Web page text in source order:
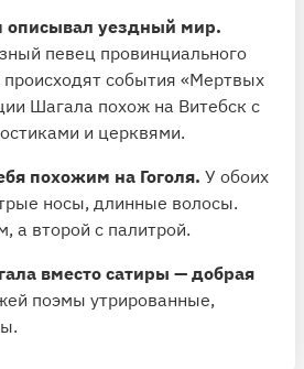
описывал уездный мир.
певец провинциального
происходят события «Мертвых
Шагала похож на Витебск с
и церквями.
похожим на Гоголя. У обоих
носы, длинные волосы.
а второй с палитрой.
вместо сатиры — добрая
поэмы утрированные,